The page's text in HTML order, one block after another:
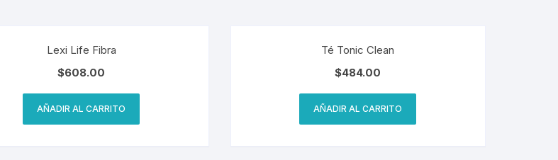
Lexi Life Fibra
$608.00
AÑADIR AL CARRITO
Té Tonic Clean
$484.00
AÑADIR AL CARRITO